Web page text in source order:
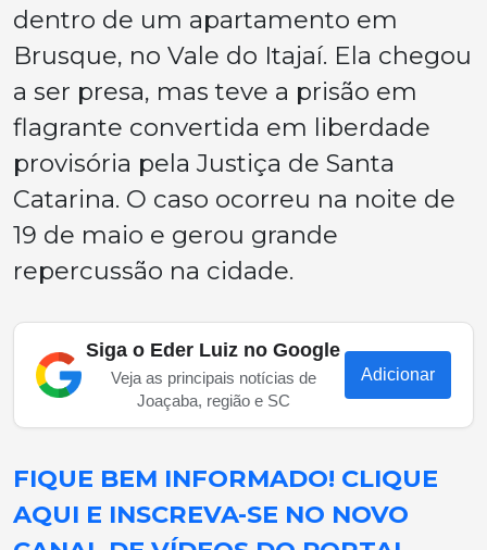
dentro de um apartamento em
Brusque, no Vale do Itajaí. Ela chegou
a ser presa, mas teve a prisão em
flagrante convertida em liberdade
provisória pela Justiça de Santa
Catarina. O caso ocorreu na noite de
19 de maio e gerou grande
repercussão na cidade.
Siga o Eder Luiz no Google
Veja as principais notícias de
Joaçaba, região e SC
Adicionar
FIQUE BEM INFORMADO! CLIQUE
AQUI E INSCREVA-SE NO NOVO